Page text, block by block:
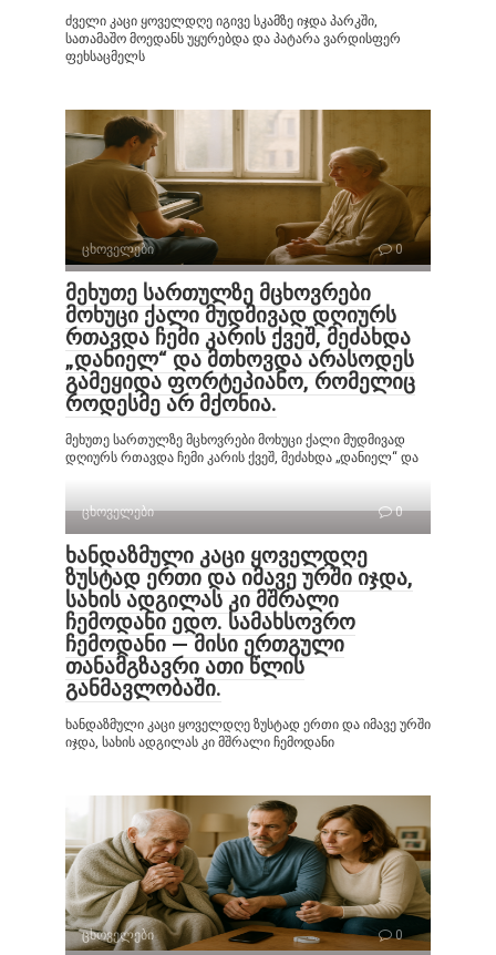
ძველი კაცი ყოველდღე იგივე სკამზე იჯდა პარკში,
სათამაშო მოედანს უყურებდა და პატარა ვარდისფერ
ფეხსაცმელს
ცხოველები 0
მეხუთე სართულზე მცხოვრები
მოხუცი ქალი მუდმივად დღიურს
რთავდა ჩემი კარის ქვეშ, მეძახდა
„დანიელ“ და მთხოვდა არასოდეს
გამეყიდა ფორტეპიანო, რომელიც
როდესმე არ მქონია.
მეხუთე სართულზე მცხოვრები მოხუცი ქალი მუდმივად
დღიურს რთავდა ჩემი კარის ქვეშ, მეძახდა „დანიელ“ და
ცხოველები 0
ხანდაზმული კაცი ყოველდღე
ზუსტად ერთი და იმავე ურში იჯდა,
სახის ადგილას კი მშრალი
ჩემოდანი ედო. სამახსოვრო
ჩემოდანი — მისი ერთგული
თანამგზავრი ათი წლის
განმავლობაში.
ხანდაზმული კაცი ყოველდღე ზუსტად ერთი და იმავე ურში
იჯდა, სახის ადგილას კი მშრალი ჩემოდანი
ცხოველები 0